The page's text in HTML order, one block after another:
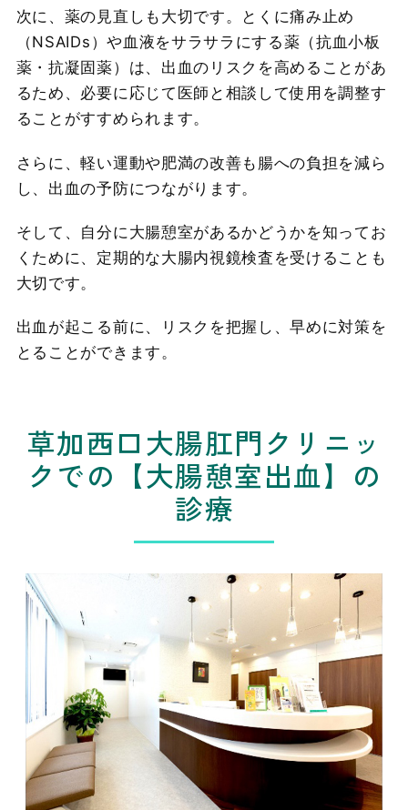
次に、薬の見直しも大切です。とくに痛み止め
（NSAIDs）や血液をサラサラにする薬（抗血小板
薬・抗凝固薬）は、出血のリスクを高めることがあ
るため、必要に応じて医師と相談して使用を調整す
ることがすすめられます。
さらに、軽い運動や肥満の改善も腸への負担を減ら
し、出血の予防につながります。
そして、自分に大腸憩室があるかどうかを知ってお
くために、定期的な大腸内視鏡検査を受けることも
大切です。
出血が起こる前に、リスクを把握し、早めに対策を
とることができます。
草加西口大腸肛門クリニッ
クでの【大腸憩室出血】の
診療